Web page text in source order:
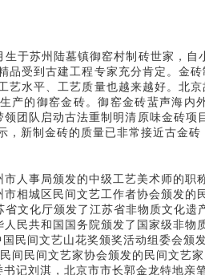
于苏州陆墓镇御窑村制砖世家，
品受到古建工程专家充分肯定。金
艺水平、工艺质量也越来越好。北
产的御窑金砖。御窑金砖蜚声海
团队启动古法重制明清原味金砖
，新制金砖的质量已非常接近古金
人事局颁发的中级工艺美术师的职称
相城区民间文艺工作者协会颁发的
文化厅颁发了江苏省非物质文化遗
民共和国国务院颁发了国家级非物
民间文艺山花奖颁奖活动组委会颁发
间民间文艺家协会颁发的民间文艺家
记刘淇，北京市市长郭金龙特地亲